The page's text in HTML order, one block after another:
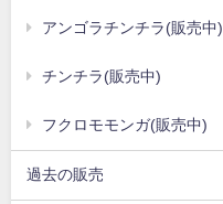
アンゴラチンチラ(販売中)
チンチラ(販売中)
フクロモモンガ(販売中)
過去の販売